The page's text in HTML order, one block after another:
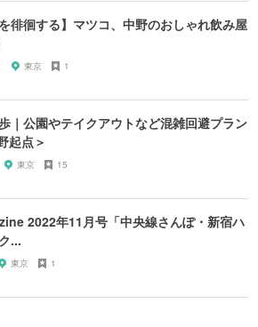
を徘徊する】マツコ、中野のおしゃれ飲み屋
東京 1
｜公園やテイクアウトなど混雑回避プラン
起点＞
東京 15
2022年11月号「中央線さんぽ・新宿ハ
...
東京 1